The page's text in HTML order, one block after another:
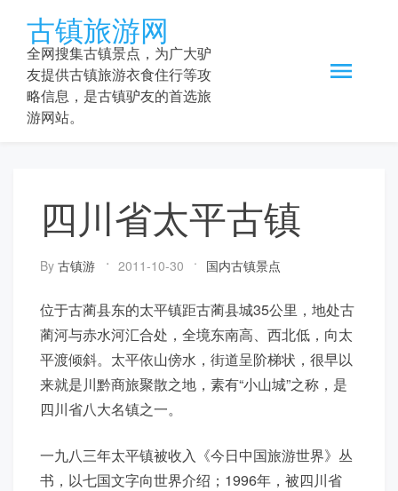
content
古镇旅游网
全网搜集古镇景点，为广大驴
友提供古镇旅游衣食住行等攻
略信息，是古镇驴友的首选旅
游网站。
四川省太平古镇
By 古镇游 2011-10-30 国内古镇景点
位于古蔺县东的太平镇距古蔺县城35公里，地处古
蔺河与赤水河汇合处，全境东南高、西北低，向太
平渡倾斜。太平依山傍水，街道呈阶梯状，很早以
来就是川黔商旅聚散之地，素有“小山城”之称，是
四川省八大名镇之一。
一九八三年太平镇被收入《今日中国旅游世界》丛
书，以七国文字向世界介绍；1996年，被四川省